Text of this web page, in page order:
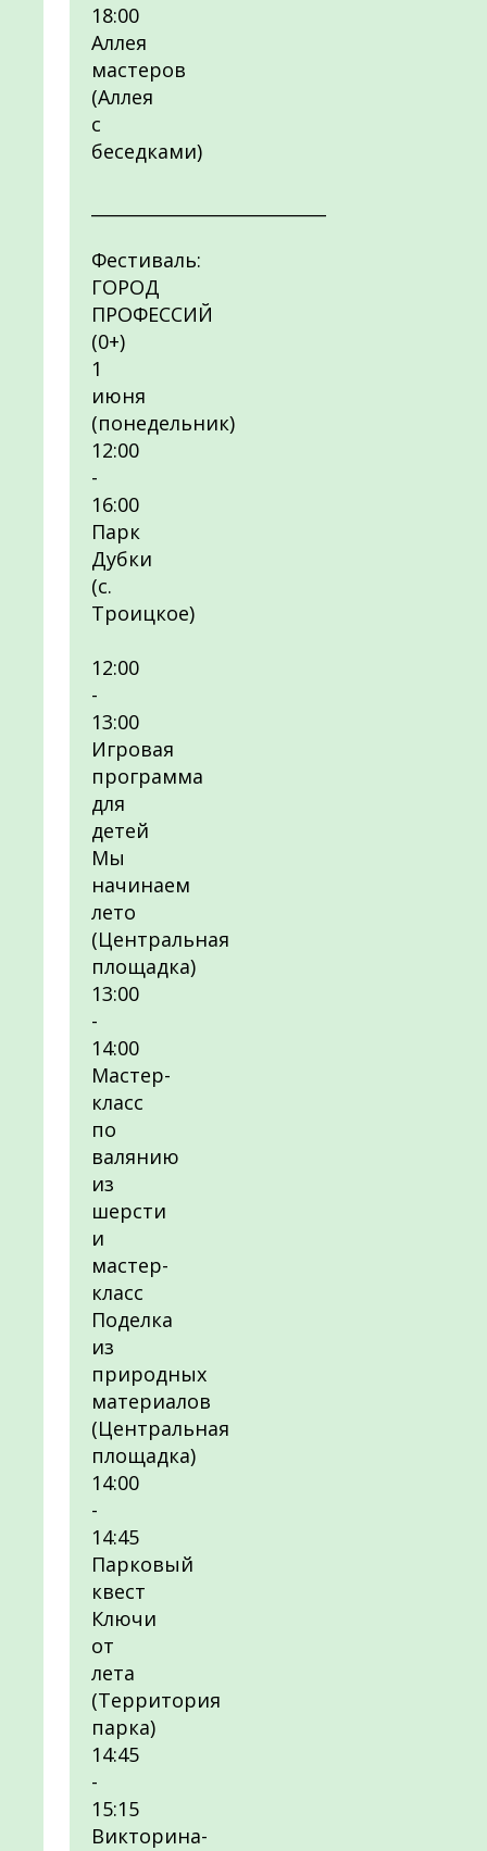
18:00
Аллея
мастеров
(Аллея
с
беседками)
Фестиваль:
ГОРОД
ПРОФЕССИЙ
(0+)
1
июня
(понедельник)
12:00
-
16:00
Парк
Дубки
(с.
Троицкое)
12:00
-
13:00
Игровая
программа
для
детей
Мы
начинаем
лето
(Центральная
площадка)
13:00
-
14:00
Мастер-
класс
по
валянию
из
шерсти
и
мастер-
класс
Поделка
из
природных
материалов
(Центральная
площадка)
14:00
-
14:45
Парковый
квест
Ключи
от
лета
(Территория
парка)
14:45
-
15:15
Викторина-